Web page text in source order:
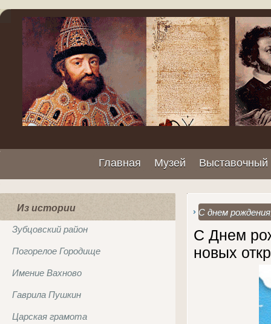
Главная Музей Выставочный
Из истории
Зубцовский район
Погорелое Городище
Имение Вахново
Гаврила Пушкин
Царская грамота
С днем
С Днем
новых